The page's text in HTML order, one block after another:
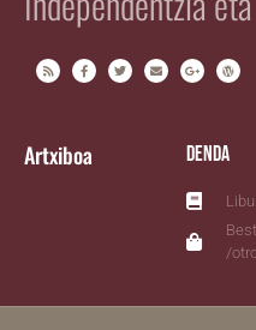
Artxiboa Denda
/